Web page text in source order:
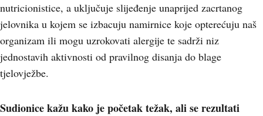
nutricionistice, a uključuje slijeđenje unaprijed zacrtanog
jelovnika u kojem se izbacuju namirnice koje opterećuju naš
organizam ili mogu uzrokovati alergije te sadrži niz
jednostavih aktivnosti od pravilnog disanja do blage
tjelovježbe.
Sudionice kažu kako je početak težak, ali se rezultati